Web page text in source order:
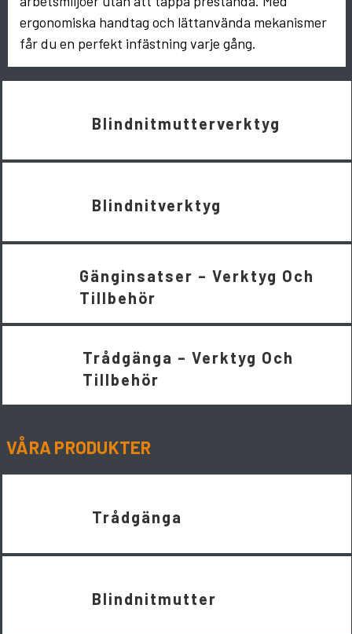
ergonomiska handtag och lättanvända mekanismer
får du en perfekt infästning varje gång.
Blindnitmutterverktyg
Blindnitverktyg
Gänginsatser – Verktyg Och
Tillbehör
Trådgänga – Verktyg Och
Tillbehör
VÅRA PRODUKTER
Trådgänga
Blindnitmutter